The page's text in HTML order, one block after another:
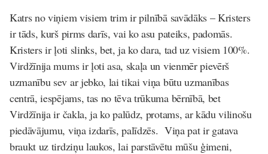
Katrs no viņiem visiem trim ir pilnībā savādāks – Kristers
ir tāds, kurš pirms darīs, vai ko asu pateiks, padomās.
Kristers ir ļoti slinks, bet, ja ko dara, tad uz visiem 100%.
Virdžīnija mums ir ļoti asa, skaļa un vienmēr pievērš
uzmanību sev ar jebko, lai tikai viņa būtu uzmanības
centrā, iespējams, tas no tēva trūkuma bērnībā, bet
Virdžīnija ir čakla, ja ko palūdz, protams, ar kādu vilinošu
piedāvājumu, viņa izdarīs, palīdzēs. Viņa pat ir gatava
braukt uz tirdziņu laukos, lai parstāvētu mūšu ģimeni,